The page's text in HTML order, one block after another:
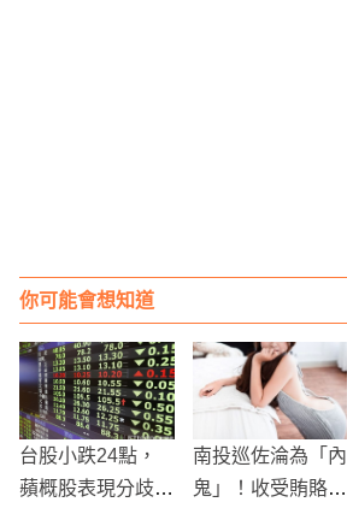
你可能會想知道
台股小跌24點，
蘋概股表現分歧，
南投巡佐淪為「內
鬼」！收受賄賂包